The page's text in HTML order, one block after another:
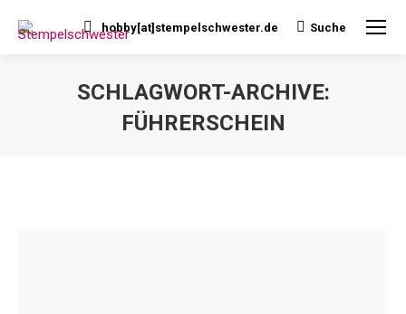
hobby[at]stempelschwester.de Search:
Suche
SCHLAGWORT-ARCHIVE:
FÜHRERSCHEIN